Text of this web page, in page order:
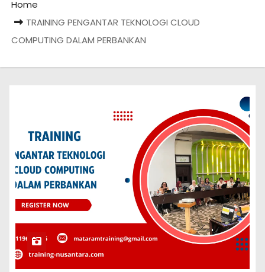
Home
TRAINING PENGANTAR TEKNOLOGI CLOUD
COMPUTING DALAM PERBANKAN